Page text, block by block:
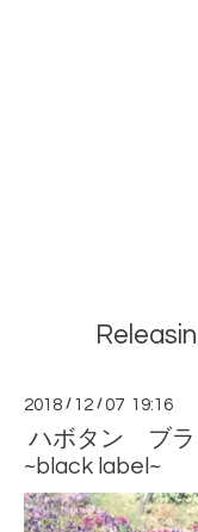
2018 / 12 /07 19:16
ハボタン ブ
~black label~